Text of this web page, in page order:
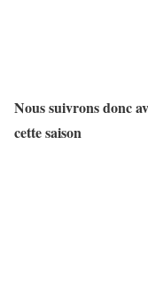
Nous suivrons donc
cette saison